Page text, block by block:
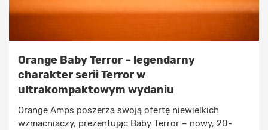
Orange Baby Terror – legendarny
charakter serii Terror w
ultrakompaktowym wydaniu
Orange Amps poszerza swoją ofertę niewielkich
wzmacniaczy, prezentując Baby Terror – nowy, 20-